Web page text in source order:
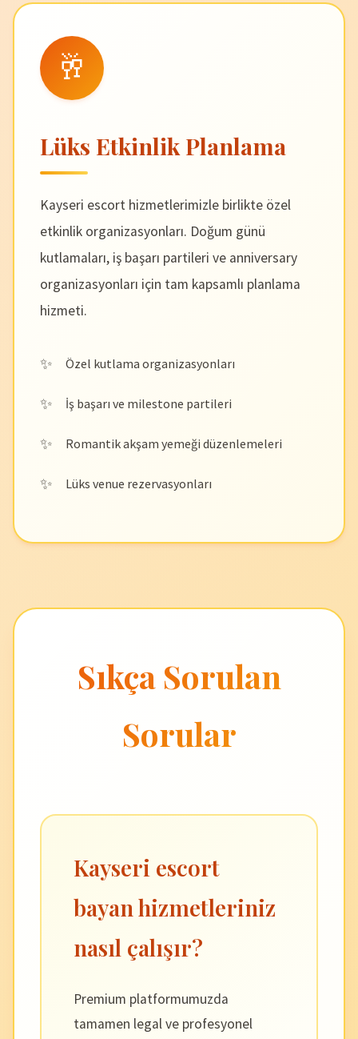
🥂
Lüks Etkinlik Planlama
Kayseri escort hizmetlerimizle birlikte özel
etkinlik organizasyonları. Doğum günü
kutlamaları, iş başarı partileri ve anniversary
organizasyonları için tam kapsamlı planlama
hizmeti.
Özel kutlama organizasyonları
İş başarı ve milestone partileri
Romantik akşam yemeği düzenlemeleri
Lüks venue rezervasyonları
Sıkça Sorulan
Sorular
Kayseri escort
bayan hizmetleriniz
nasıl çalışır?
Premium platformumuzda
tamamen legal ve profesyonel